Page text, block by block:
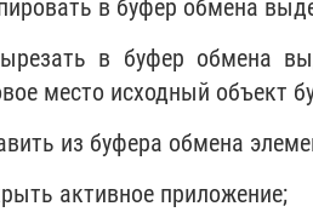
в буфер обмена
в буфер обмена
место исходный объект
из буфера обмена
активное приложение;